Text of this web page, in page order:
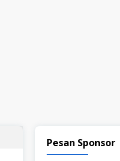
Pesan Sponsor